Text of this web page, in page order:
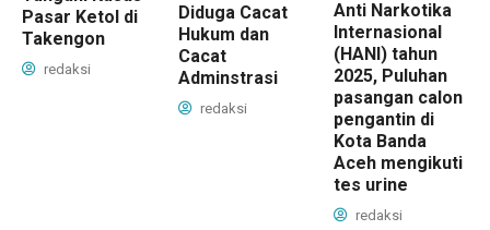
Pasar Ketol di
Takengon
redaksi
Diduga Cacat
Hukum dan
Cacat
Adminstrasi
redaksi
Anti Narkotika
Internasional
(HANI) tahun
2025, Puluhan
pasangan calon
pengantin di
Kota Banda
Aceh mengikuti
tes urine
redaksi